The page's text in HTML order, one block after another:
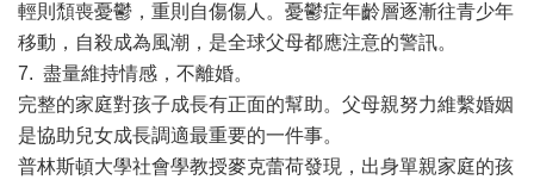
輕則頹喪憂鬱，重則自傷傷人。憂鬱症年齡層逐漸往青少年
移動，自殺成為風潮，是全球父母都應注意的警訊。
7. 盡量維持情感，不離婚。
完整的家庭對孩子成長有正面的幫助。父母親努力維繫婚姻
是協助兒女成長調適最重要的一件事。
普林斯頓大學社會學教授麥克蕾荷發現，出身單親家庭的孩